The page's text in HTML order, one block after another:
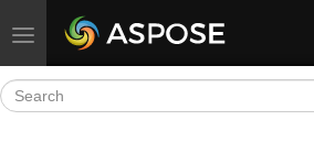
Toggle navigation